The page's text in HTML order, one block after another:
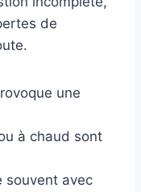
de
une
à chaud sont
souvent avec